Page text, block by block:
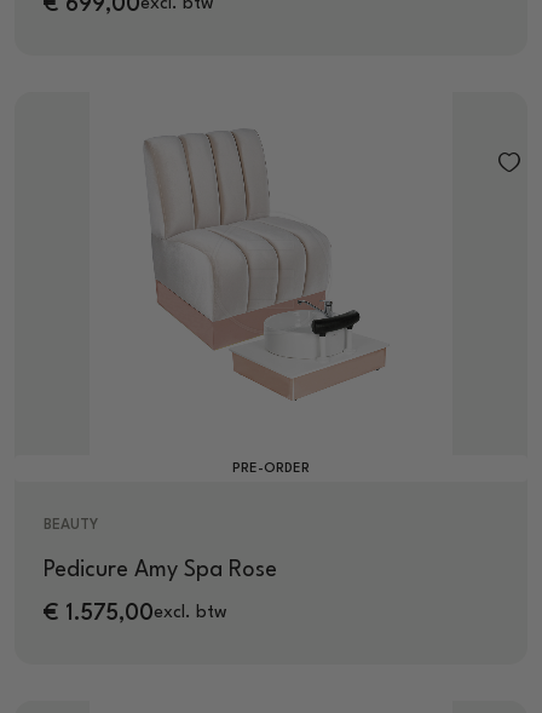
€ 699,00excl. btw
PRE-ORDER
BEAUTY
Pedicure Amy Spa Rose
€ 1.575,00excl. btw